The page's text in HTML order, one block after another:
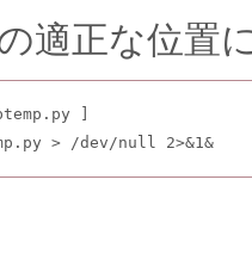
適正な位置
]
> /dev/null 2>&1&